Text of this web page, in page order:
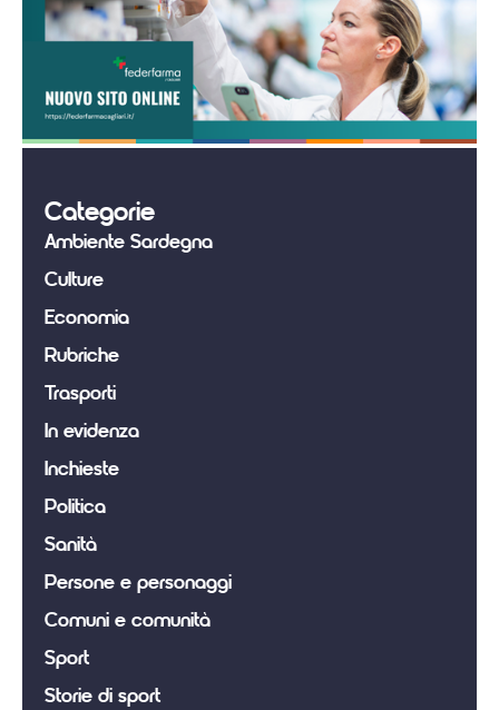
Categorie
Ambiente Sardegna
Culture
Economia
Rubriche
Trasporti
In evidenza
Inchieste
Politica
Sanità
Persone e personaggi
Comuni e comunità
Sport
Storie di sport